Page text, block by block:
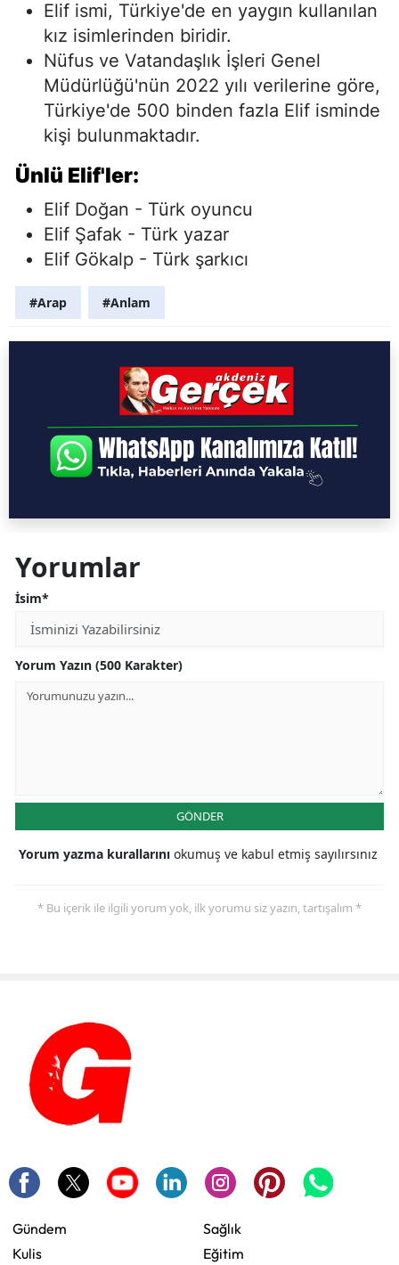
Elif ismi, Türkiye'de en yaygın kullanılan
kız isimlerinden biridir.
Nüfus ve Vatandaşlık İşleri Genel
Müdürlüğü'nün 2022 yılı verilerine göre,
Türkiye'de 500 binden fazla Elif isminde
kişi bulunmaktadır.
Ünlü Elif'ler:
Elif Doğan - Türk oyuncu
Elif Şafak - Türk yazar
Elif Gökalp - Türk şarkıcı
#Arap #Anlam
Yorumlar
İsim*
Yorum Yazın (500 Karakter)
GÖNDER
Yorum yazma kurallarını okumuş ve kabul etmiş sayılırsınız
* Bu içerik ile ilgili yorum yok, ilk yorumu siz yazın, tartışalım *
Gündem
Kulis
Sağlık
Eğitim